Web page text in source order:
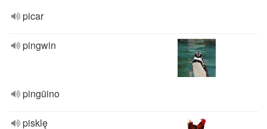
picar
pingwin
pingüino
pisklę